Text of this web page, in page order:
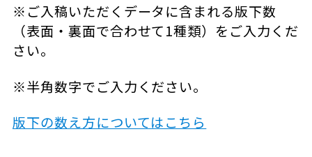
※ご入稿いただくデータに含まれる版下数
（表面・裏面で合わせて1種類）をご入力くだ
さい。
※半角数字でご入力ください。
版下の数え方についてはこちら